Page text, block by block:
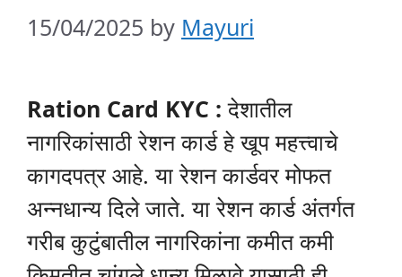
15/04/2025 by Mayuri
Ration Card KYC : देशातील
नागरिकांसाठी रेशन कार्ड हे खूप महत्त्वाचे
कागदपत्र आहे. या रेशन कार्डवर मोफत
अन्नधान्य दिले जाते. या रेशन कार्ड अंतर्गत
गरीब कुटुंबातील नागरिकांना कमीत कमी